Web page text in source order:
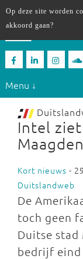
Menu ↓
Intel
Kort nieuws -
Duitslandweb
De
toch geen
Duitse
bedrijf eind
Op deze site worden
akkoord gaan?